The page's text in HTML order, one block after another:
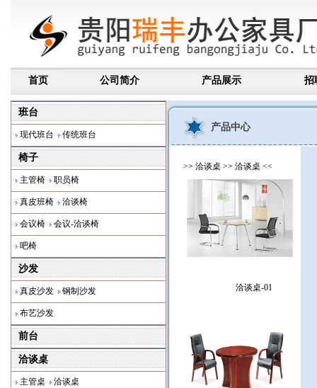
首页 公司简介 产品展示 招
班台
现代班台 传统班台
椅子
主管椅 职员椅
真皮班椅 洽谈椅
会议椅 会议-洽谈椅
吧椅
沙发
真皮沙发 钢制沙发
布艺沙发
前台
洽谈桌
主管桌 洽谈桌
产品中心
>> 洽谈桌 >> 洽谈桌 <<
洽谈桌-01